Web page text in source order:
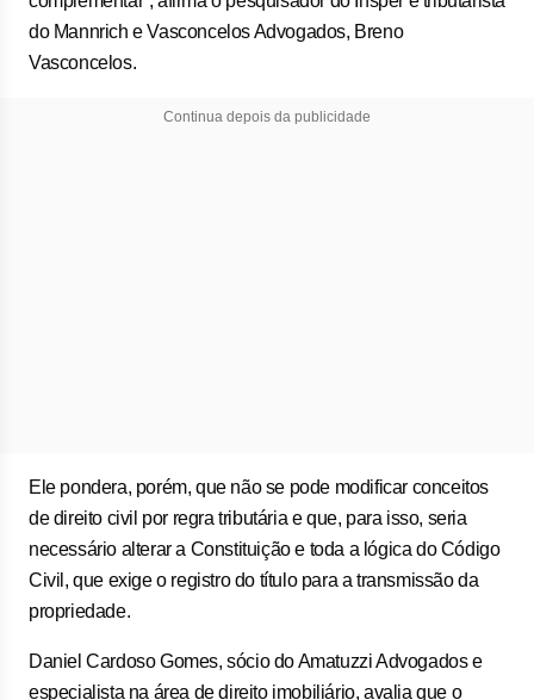
do Mannrich e Vasconcelos Advogados, Breno
Vasconcelos.
Continua depois da publicidade
Ele pondera, porém, que não se pode modificar conceitos
de direito civil por regra tributária e que, para isso, seria
necessário alterar a Constituição e toda a lógica do Código
Civil, que exige o registro do título para a transmissão da
propriedade.
Daniel Cardoso Gomes, sócio do Amatuzzi Advogados e
especialista na área de direito imobiliário, avalia que o